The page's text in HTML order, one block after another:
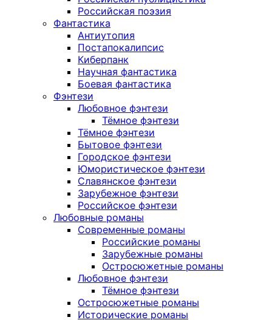
Российская поэзия
Фантастика
Антиутопия
Постапокалипсис
Киберпанк
Научная фантастика
Боевая фантастика
Фэнтези
Любовное фэнтези
Тёмное фэнтези
Тёмное фэнтези
Бытовое фэнтези
Городское фэнтези
Юмористическое фэнтези
Славянское фэнтези
Зарубежное фэнтези
Российское фэнтези
Любовные романы
Современные романы
Российские романы
Зарубежные романы
Остросюжетные романы
Любовное фэнтези
Тёмное фэнтези
Остросюжетные романы
Исторические романы